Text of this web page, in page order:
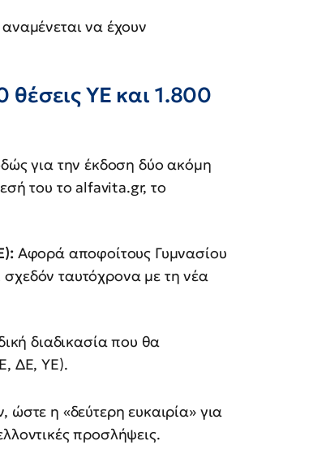
να έχουν
θέσεις ΥΕ και 1.800
για την έκδοση δύο ακόμη
του το alfavita.gr, το
Αφορά αποφοίτους Γυμνασίου
ταυτόχρονα με τη νέα
διαδικασία που θα
ΔΕ, ΥΕ).
η «δεύτερη ευκαιρία» για
προσλήψεις.